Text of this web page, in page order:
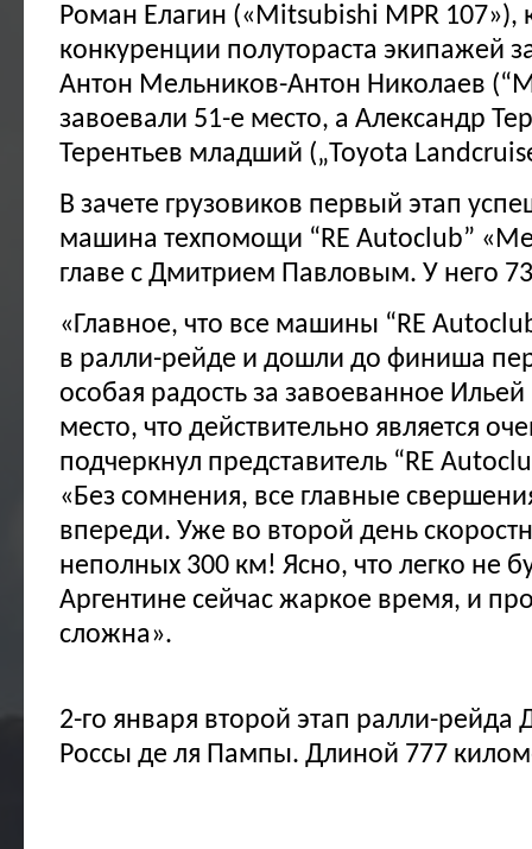
Роман Елагин («Mitsubishi MPR 107»),
конкуренции полутораста экипажей
Антон Мельников-Антон Николаев
завоевали 51-е место, а Александр
Терентьев младший („Toyota
В зачете грузовиков первый этап
машина техпомощи “RE Autoclub”
главе с Дмитрием Павловым. У него
«Главное, что все машины “RE
в ралли-рейде и дошли до финиша
особая радость за завоеванное
место, что действительно является
подчеркнул представитель “RE
«Без сомнения, все главные
впереди. Уже во второй день
неполных 300 км! Ясно, что легко не
Аргентине сейчас жаркое время, и
сложна».
2-го января второй этап ралли-рейда
Россы де ля Пампы. Длиной 777